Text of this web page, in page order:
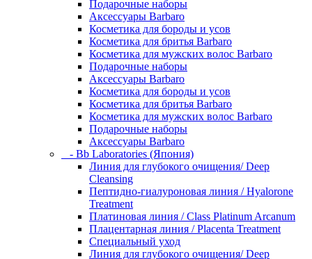
Подарочные наборы
Аксессуары Barbaro
Косметика для бороды и усов
Косметика для бритья Barbaro
Косметика для мужских волос Barbaro
Подарочные наборы
Аксессуары Barbaro
Косметика для бороды и усов
Косметика для бритья Barbaro
Косметика для мужских волос Barbaro
Подарочные наборы
Аксессуары Barbaro
- Bb Laboratories (Япония)
Линия для глубокого очищения/ Deep
Cleansing
Пептидно-гиалуроновая линия / Hyalorone
Treatment
Платиновая линия / Class Platinum Arcanum
Плацентарная линия / Placenta Treatment
Специальный уход
Линия для глубокого очищения/ Deep